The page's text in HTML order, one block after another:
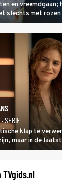
en vreemdgaan;
slechts met
Wilfred Genee
liefde te hebben.
· SERIE
klap te
maar in de
ze niet van plan is